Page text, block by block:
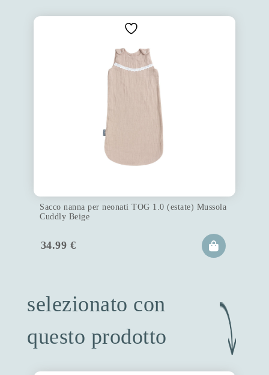
Sacco nanna per neonati TOG 1.0 (estate) Mussola
Cuddly Beige
34.99 €
selezionato con
questo prodotto